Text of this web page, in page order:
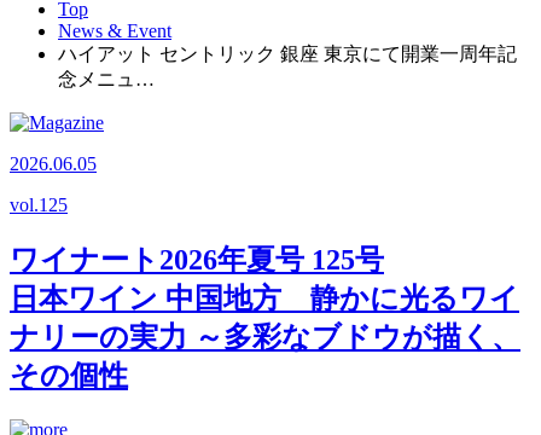
Top
News & Event
ハイアット セントリック 銀座 東京にて開業一周年記
念メニュ…
2026.06.05
vol.125
ワイナート2026年夏号 125号
日本ワイン 中国地方 静かに光るワイ
ナリーの実力 ～多彩なブドウが描く、
その個性